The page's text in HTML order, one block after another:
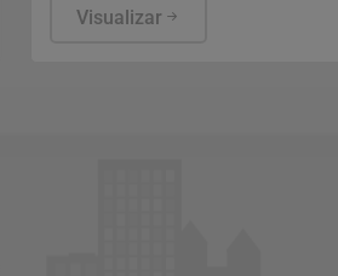
internacionais e saúde pública. Os
Visualizar